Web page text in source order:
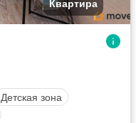
Детская зона